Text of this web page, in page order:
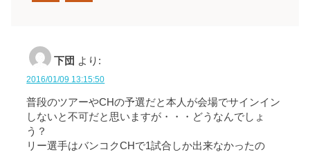
下団 より:
2016/01/09 13:15:50
普段のツアーやCHの予選だと本人が会場でサインイン
しないと不可だと思いますが・・・どうなんでしょ
う？
リー選手はバンコクCHで1試合しか出来なかったの